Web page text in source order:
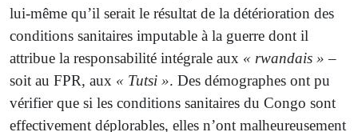
lui-même qu’il serait le résultat de la détérioration des
conditions sanitaires imputable à la guerre dont il
attribue la responsabilité intégrale aux « rwandais » –
soit au FPR, aux « Tutsi ». Des démographes ont pu
vérifier que si les conditions sanitaires du Congo sont
effectivement déplorables, elles n’ont malheureusement